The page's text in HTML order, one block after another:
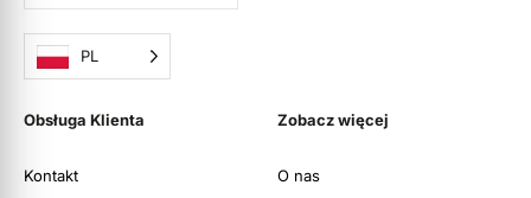
PL
Obsługa Klienta
Kontakt
Zobacz więcej
O nas